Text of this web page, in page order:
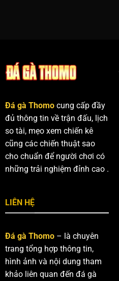
dẫn
Đá gà Thomo cung cấp đầy
đủ thông tin về trận đấu, lịch
so tài, mẹo xem chiến kê
cũng các chiến thuật sao
cho chuẩn để người chơi có
những trải nghiệm đỉnh cao .
LIÊN HỆ
Đá gà Thomo– là chuyên
trang tổng hợp thông tin,
hình ảnh và nội dung tham
khảo liên quan đến đá gà